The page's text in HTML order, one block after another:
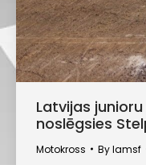
Latvijas
noslēgsies
Motokross Bylamsf